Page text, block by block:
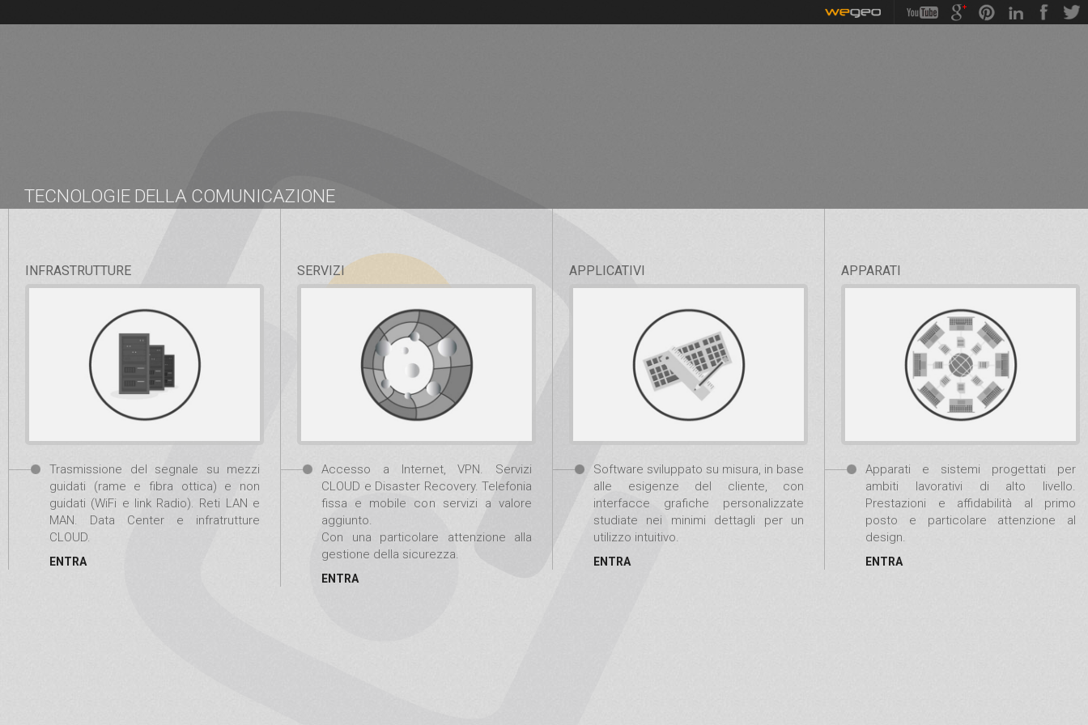
TECNOLOGIE DELLA COMUNICAZIONE
INFRASTRUTTURE
Trasmissione del segnale su mezzi
guidati (rame e fibra ottica) e non
guidati (WiFi e link Radio). Reti LAN e
MAN. Data Center e infratrutture
CLOUD.
ENTRA
SERVIZI
Accesso a Internet, VPN. Servizi
CLOUD e Disaster Recovery. Telefonia
fissa e mobile con servizi a valore
aggiunto.
Con una particolare attenzione alla
gestione della sicurezza.
ENTRA
APPLICATIVI
Software sviluppato su misura, in base
alle esigenze del cliente, con
interfacce grafiche personalizzate
studiate nei minimi dettagli per un
utilizzo intuitivo.
ENTRA
APPARATI
Apparati e sistemi progettati per
ambiti lavorativi di alto livello.
Prestazioni e affidabilità al primo
posto e particolare attenzione al
design.
ENTRA